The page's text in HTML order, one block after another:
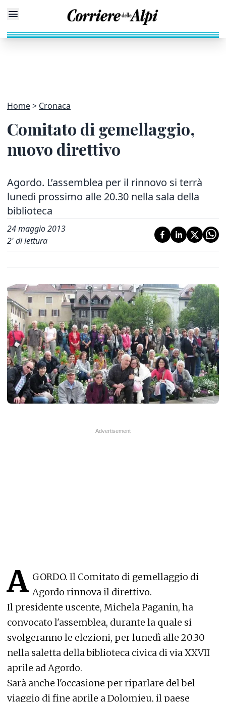
Home Cronaca
Comitato di gemellaggio,
nuovo direttivo
Agordo. L’assemblea per il rinnovo si terrà
lunedì prossimo alle 20.30 nella sala della
biblioteca
24 maggio 2013
2' di lettura
A GORDO. Il Comitato di gemellaggio di
Agordo rinnova il direttivo.
Il presidente uscente, Michela Paganin, ha
convocato l'assemblea, durante la quale si
svolgeranno le elezioni, per lunedì alle 20.30
nella saletta della biblioteca civica di via XXVII
aprile ad Agordo.
Sarà anche l'occasione per riparlare del bel
viaggio di fine aprile a Dolomieu, il paese